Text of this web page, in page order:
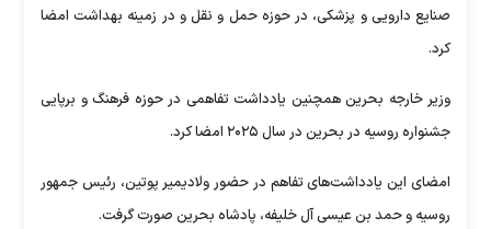
صنایع دارویی و پزشکی، در حوزه حمل و نقل و در زمینه بهداشت امضا
کرد.
وزیر خارجه بحرین همچنین یادداشت تفاهمی در حوزه فرهنگ و برپایی
جشنواره روسیه در بحرین در سال ۲۰۲۵ امضا کرد.
امضای این یادداشت‌های تفاهم در حضور ولادیمیر پوتین، رئیس جمهور
روسیه و حمد بن عیسی آل خلیفه، پادشاه بحرین صورت گرفت.